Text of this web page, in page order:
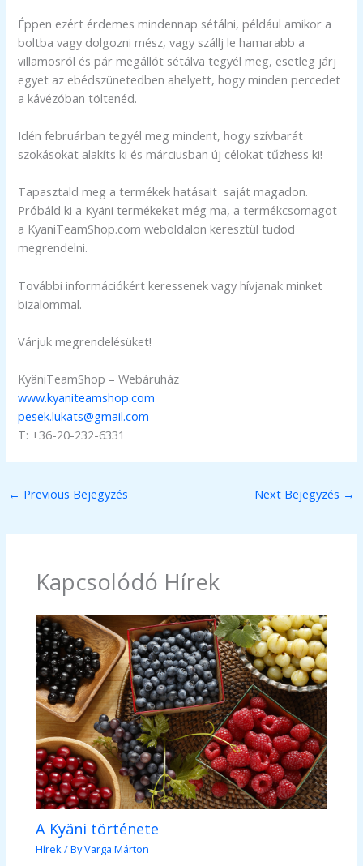
Éppen ezért érdemes mindennap sétálni, például amikor a
boltba vagy dolgozni mész, vagy szállj le hamarabb a
villamosról és pár megállót sétálva tegyél meg, esetleg járj
egyet az ebédszünetedben ahelyett, hogy minden percedet
a kávézóban töltenéd.
Idén februárban tegyél meg mindent, hogy szívbarát
szokásokat alakíts ki és márciusban új célokat tűzhess ki!
Tapasztald meg a termékek hatásait saját magadon.
Próbáld ki a Kyäni termékeket még ma, a termékcsomagot
a KyaniTeamShop.com weboldalon keresztül tudod
megrendelni.
További információkért keressenek vagy hívjanak minket
bizalommal.
Várjuk megrendelésüket!
KyäniTeamShop – Webáruház
www.kyaniteamshop.com
pesek.lukats@gmail.com
T: +36-20-232-6331
← Previous Bejegyzés Next Bejegyzés →
Kapcsolódó Hírek
A Kyäni története
Hírek/ ByVarga Márton